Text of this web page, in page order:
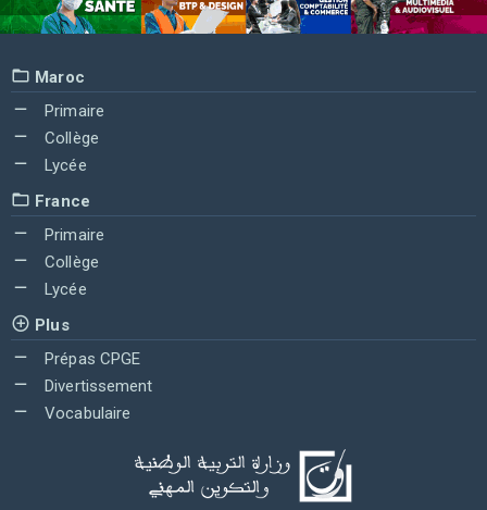
Maroc
Primaire
Collège
Lycée
France
Primaire
Collège
Lycée
Plus
Prépas CPGE
Divertissement
Vocabulaire